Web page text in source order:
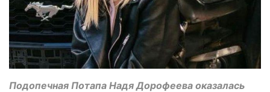
Подопечная Потапа Надя Дорофеева оказалась